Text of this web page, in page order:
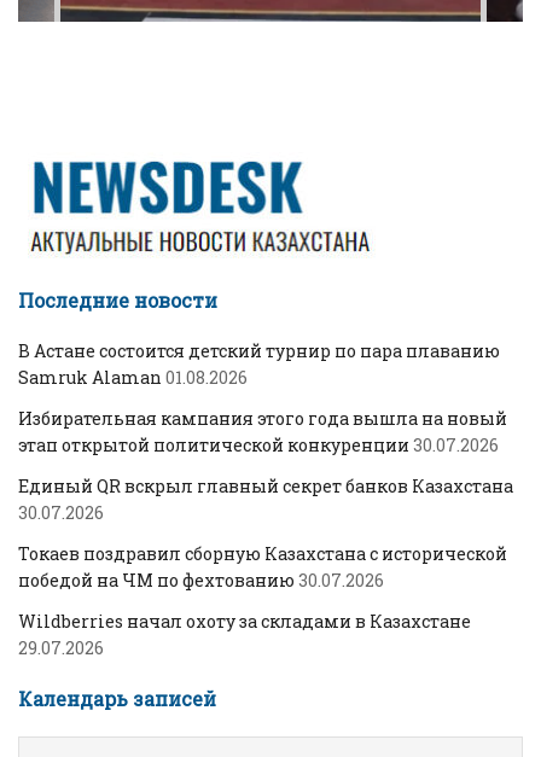
Последние новости
В Астане состоится детский турнир по пара плаванию
Samruk Alaman 01.08.2026
Избирательная кампания этого года вышла на новый
этап открытой политической конкуренции 30.07.2026
Единый QR вскрыл главный секрет банков Казахстана
30.07.2026
Токаев поздравил сборную Казахстана с исторической
победой на ЧМ по фехтованию 30.07.2026
Wildberries начал охоту за складами в Казахстане
29.07.2026
Календарь записей